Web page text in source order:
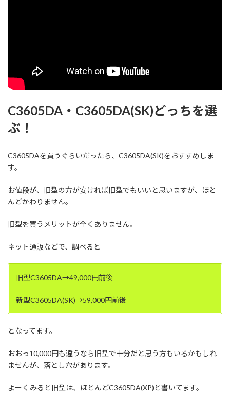
C3605DA・C3605DA(SK)どっちを選
ぶ！
C3605DAを買うぐらいだったら、C3605DA(SK)をおすすめしま
す。
お値段が、旧型の方が安ければ旧型でもいいと思いますが、ほと
んどかわりません。
旧型を買うメリットが全くありません。
ネット通販などで、調べると
旧型C3605DA→49,000円前後
新型C3605DA(SK)→59,000円前後
となってます。
おおっ10,000円も違うなら旧型で十分だと思う方もいるかもしれ
ませんが、落とし穴があります。
よーくみると旧型は、ほとんどC3605DA(XP)と書いてます。